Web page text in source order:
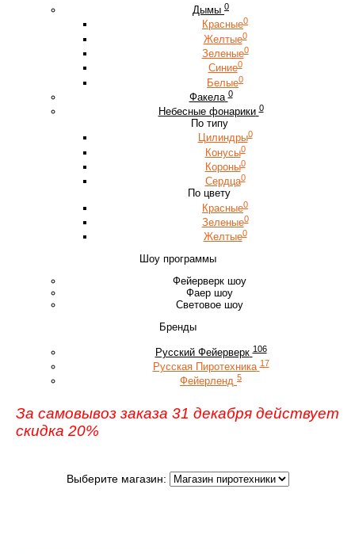
Дымы 0
Красные0
Желтые0
Зеленые0
Синие0
Белые0
Факела 0
Небесные фонарики 0
По типу
Цилиндры0
Конусы0
Короны0
Сердца0
По цвету
Красные0
Зеленые0
Желтые0
Шоу программы
Фейерверк шоу
Фаер шоу
Световое шоу
Бренды
Русский Фейерверк 106
Русская Пиротехника 17
Фейерленд 5
За самовывоз заказа 31 декабря действует
скидка 20%
Выберите магазин: